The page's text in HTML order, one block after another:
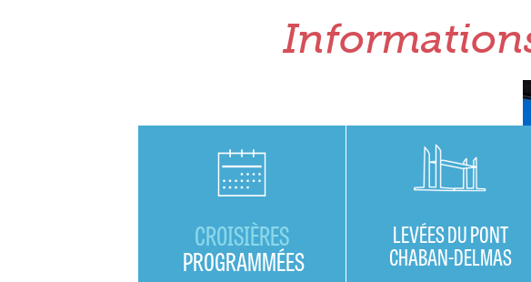
CROISIÈRES
PROGRAMMÉES
LEVÉES DU PONT
CHABAN-DELMAS